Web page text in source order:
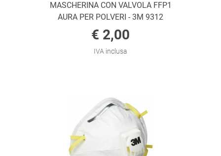
MASCHERINA CON VALVOLA FFP1
AURA PER POLVERI - 3M 9312
€ 2,00
IVA inclusa